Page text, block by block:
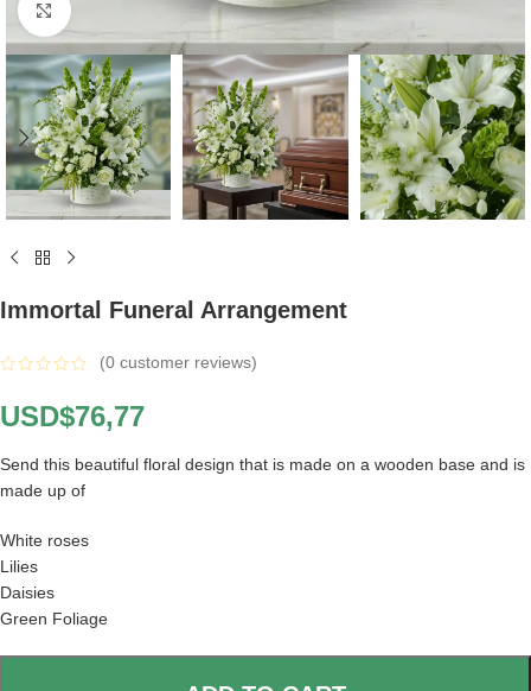
Click to enlarge
Immortal Funeral Arrangement
(0 customer reviews)
USD$76,77
Send this beautiful floral design that is made on a wooden base and is
made up of
White roses
Lilies
Daisies
Green Foliage